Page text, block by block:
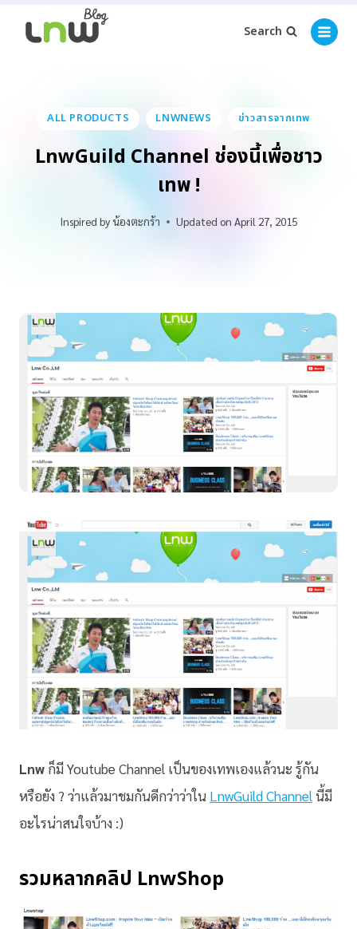
Search
ALL PRODUCTS LNWNEWS ข่าวสารจากเทพ
LnwGuild Channel ช่องนี้เพื่อชาว
เทพ !
Inspired by น้องตะกร้า Updated on April 27, 2015
Lnw ก็มี Youtube Channel เป็นของเทพเองแล้วนะ รู้กัน
หรือยัง ? ว่าแล้วมาชมกันดีกว่าว่าใน LnwGuildChannelนี้มี
อะไรน่าสนใจบ้าง :)
รวมหลากคลิป LnwShop